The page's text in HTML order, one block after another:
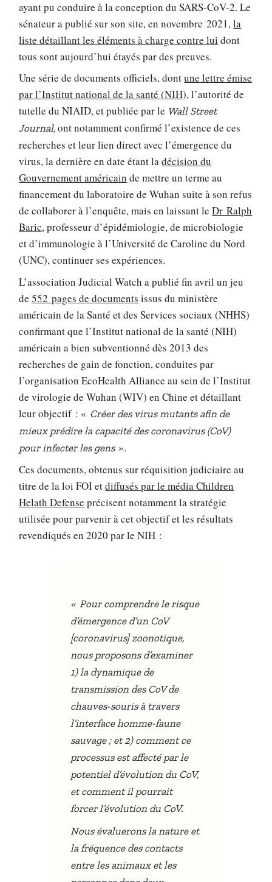
ayant pu conduire à la conception du SARS-CoV-2. Le
sénateur a publié sur son site, en novembre 2021,la
liste détaillant les éléments à charge contre lui dont
tous sont aujourd’hui étayés par des preuves.
Une série de documents officiels, dontune lettre émise
par l’Institut national de la santé (NIH), l’autorité de
tutelle du NIAID, et publiée par le Wall Street
Journal, ont notamment confirmé l’existence de ces
recherches et leur lien direct avec l’émergence du
virus, la dernière en date étant ladécision du
Gouvernement américain de mettre un terme au
financement du laboratoire de Wuhan suite à son refus
de collaborer à l’enquête, mais en laissant leDr Ralph
Baric, professeur d’épidémiologie, de microbiologie
et d’immunologie à l’Université de Caroline du Nord
(UNC), continuer ses expériences.
L’association Judicial Watch a publié fin avril un jeu
de552 pages de documents issus du ministère
américain de la Santé et des Services sociaux (NHHS)
confirmant que l’Institut national de la santé (NIH)
américain a bien subventionné dès 2013 des
recherches de gain de fonction, conduites par
l’organisation EcoHealth Alliance au sein de l’Institut
de virologie de Wuhan (WIV) en Chine et détaillant
leur objectif : « Créer des virus mutants afin de
mieux prédire la capacité des coronavirus (CoV)
pour infecter les gens».
Ces documents, obtenus sur réquisition judiciaire au
titre de la loi FOI etdiffusés par le média Children
Helath Defense précisent notamment la stratégie
utilisée pour parvenir à cet objectif et les résultats
revendiqués en 2020 par le NIH :
«Pour comprendre le risque
d’émergence d’un CoV
[coronavirus] zoonotique,
nous proposons d’examiner
1) la dynamique de
transmission des CoV de
chauves-souris à travers
l’interface homme-faune
sauvage ; et 2) comment ce
processus est affecté par le
potentiel d’évolution du CoV,
et comment il pourrait
forcer l’évolution du CoV.
Nous évaluerons la nature et
la fréquence des contacts
entre les animaux et les